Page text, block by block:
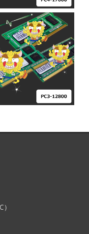
5,960 ¥13,960 ¥2,980
¥9,800